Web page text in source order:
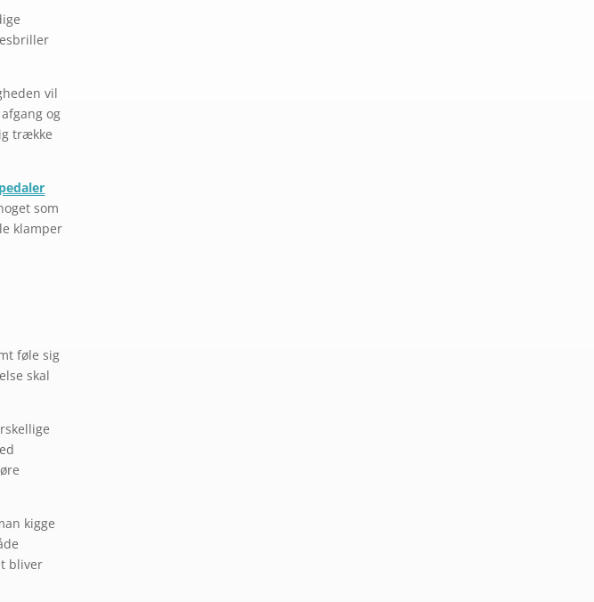
vil
og
trække
pedaler
som
klamper
føle sig
skal
kigge
bliver